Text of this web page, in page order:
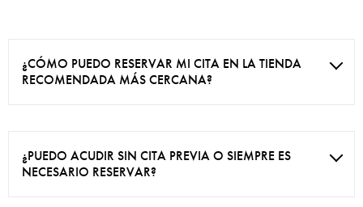
¿CÓMO PUEDO RESERVAR MI CITA EN LA TIENDA
RECOMENDADA MÁS CERCANA?
¿PUEDO ACUDIR SIN CITA PREVIA O SIEMPRE ES
NECESARIO RESERVAR?